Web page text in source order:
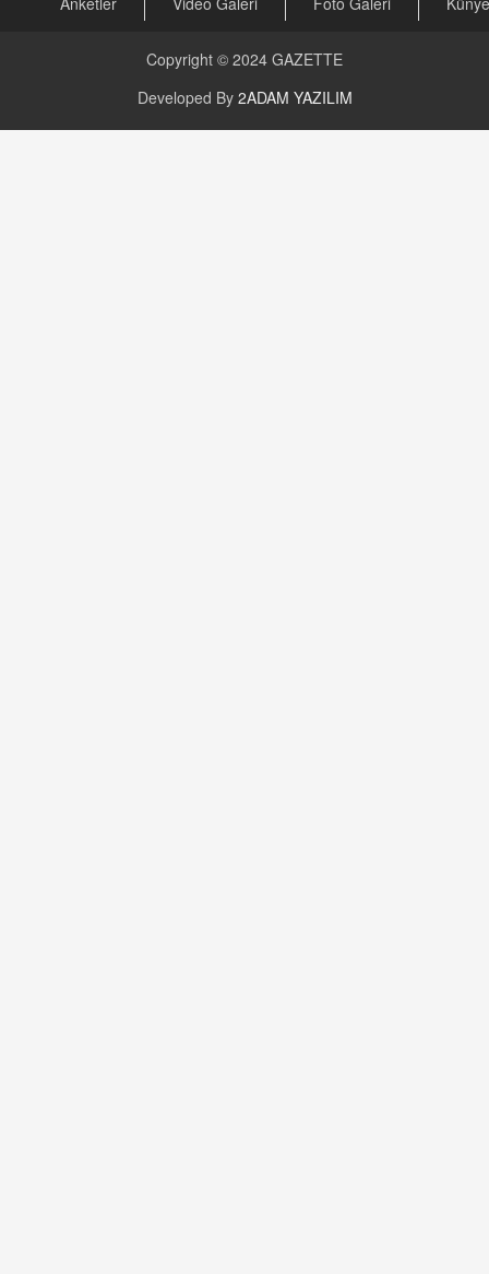
01.11.2025 14:25
BAYAN AURORA
Kaygıları Düşüren, Sinirleri Düzelten Bitkiler
Copyright © 2024 GAZETTE
Developed By 2ADAM YAZILIM